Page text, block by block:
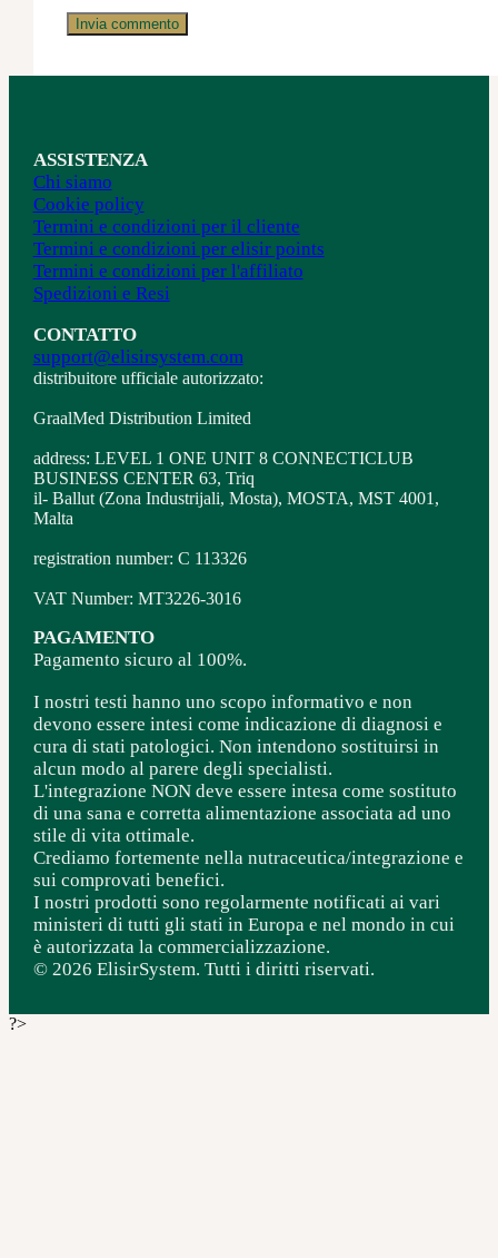
ASSISTENZA
Chi siamo
Cookie policy
Termini e condizioni per il cliente
Termini e condizioni per elisir points
Termini e condizioni per l'affiliato
Spedizioni e Resi
CONTATTO
support@elisirsystem.com
distribuitore ufficiale autorizzato:
GraalMed Distribution Limited
address: LEVEL 1 ONE UNIT 8 CONNECTICLUB
BUSINESS CENTER 63, Triq
il- Ballut (Zona Industrijali, Mosta), MOSTA, MST 4001,
Malta
registration number: C 113326
VAT Number: MT3226-3016
PAGAMENTO
Pagamento sicuro al 100%.
I nostri testi hanno uno scopo informativo e non
devono essere intesi come indicazione di diagnosi e
cura di stati patologici. Non intendono sostituirsi in
alcun modo al parere degli specialisti.
L'integrazione NON deve essere intesa come sostituto
di una sana e corretta alimentazione associata ad uno
stile di vita ottimale.
Crediamo fortemente nella nutraceutica/integrazione e
sui comprovati benefici.
I nostri prodotti sono regolarmente notificati ai vari
ministeri di tutti gli stati in Europa e nel mondo in cui
è autorizzata la commercializzazione.
© 2026 ElisirSystem. Tutti i diritti riservati.
?>